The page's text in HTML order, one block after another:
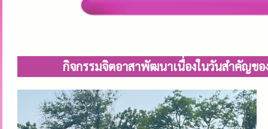
กิจกรรมจิตอาสาพัฒนาเนื่องในวันสำคัญข